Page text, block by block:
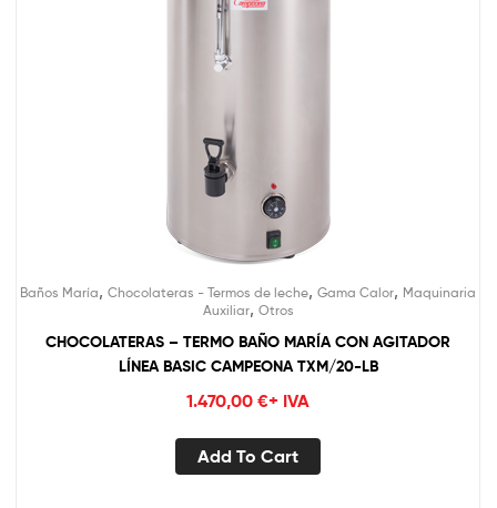
Baños María, Chocolateras - Termos de leche, Gama Calor, Maquinaria
Auxiliar, Otros
CHOCOLATERAS – TERMO BAÑO MARÍA CON AGITADOR
LÍNEA BASIC CAMPEONA TXM/20-LB
1.470,00 €+ IVA
Add To Cart